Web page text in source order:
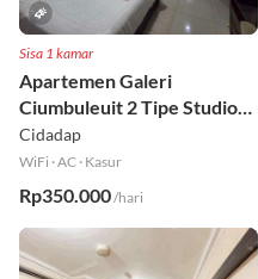
Sisa 1 kamar
Apartemen Galeri
Ciumbuleuit 2 Tipe Studio
Full Furnished Lt 30
Cidadap
WiFi ·AC · Kasur
Rp350.000/hari